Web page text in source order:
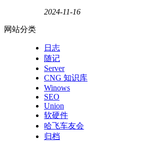
2024-11-16
网站分类
日志
随记
Server
CNG 知识库
Winows
SEO
Union
软硬件
哈飞车友会
归档